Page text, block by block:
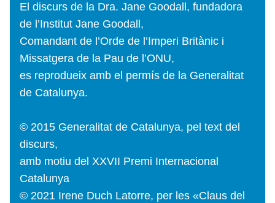
El discurs de la Dra. Jane Goodall, fundadora
de l’Institut Jane Goodall,
Comandant de l’Orde de l’Imperi Britànic i
Missatgera de la Pau de l’ONU,
es reprodueix amb el permís de la Generalitat
de Catalunya.
© 2015 Generalitat de Catalunya, pel text del
discurs,
amb motiu del XXVII Premi Internacional
Catalunya
© 2021 Irene Duch Latorre, per les «Claus del